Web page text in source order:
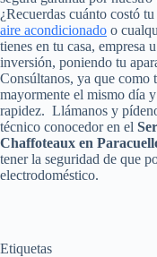
¿Recuerdas cuánto costó
aire acondicionado o
tienes en tu casa, empresa
inversión, poniendo tu
Consúltanos, ya que como
mayormente el mismo día
rapidez. Llámanos y
técnico conocedor en el
Chaffoteaux en
tener la seguridad de que
electrodoméstico.
Etiquetas